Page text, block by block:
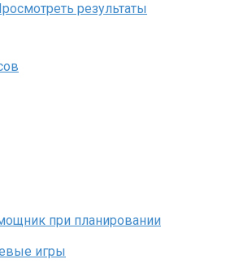
результаты
при планировании
игры